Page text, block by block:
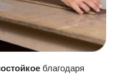
благодаря